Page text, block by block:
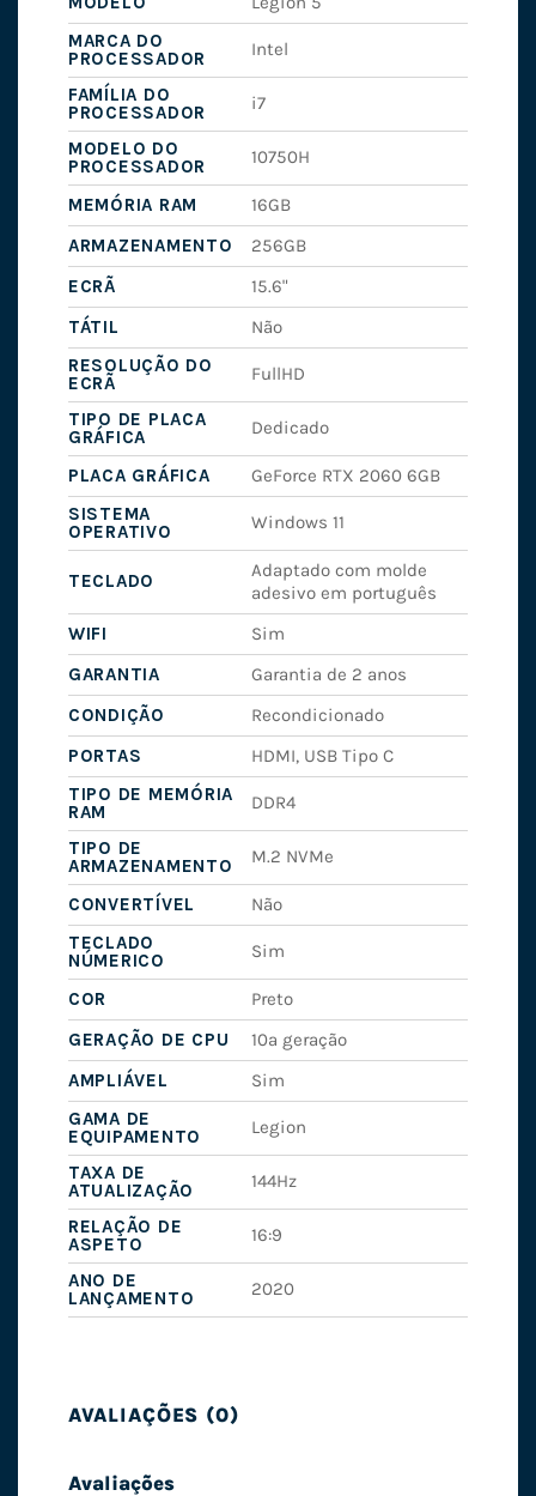
MARCA DO
PROCESSADOR
Intel
FAMÍLIA DO
PROCESSADOR
i7
MODELO DO
PROCESSADOR
10750H
MEMÓRIA RAM
16GB
ARMAZENAMENTO
256GB
ECRÃ
15.6"
TÁTIL
Não
RESOLUÇÃO DO
ECRÃ
FullHD
TIPO DE PLACA
GRÁFICA
Dedicado
PLACA GRÁFICA
GeForce RTX 2060 6GB
SISTEMA
OPERATIVO
Windows 11
TECLADO
Adaptado com molde
adesivo em português
WIFI
Sim
GARANTIA
Garantia de 2 anos
CONDIÇÃO
Recondicionado
PORTAS
HDMI, USB Tipo C
TIPO DE MEMÓRIA
RAM
DDR4
TIPO DE
ARMAZENAMENTO
M.2 NVMe
CONVERTÍVEL
Não
TECLADO
NÚMERICO
Sim
COR
Preto
GERAÇÃO DE CPU
10ª geração
AMPLIÁVEL
Sim
GAMA DE
EQUIPAMENTO
Legion
TAXA DE
ATUALIZAÇÃO
144Hz
RELAÇÃO DE
ASPETO
16:9
ANO DE
LANÇAMENTO
2020
AVALIAÇÕES (0)
Avaliações